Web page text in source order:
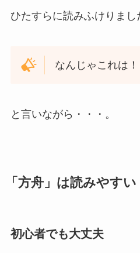
ひたすらに読みふけりまし
なんじゃこれは！
と言いながら・・・。
「方舟」は読みやすい
初心者でも大丈夫